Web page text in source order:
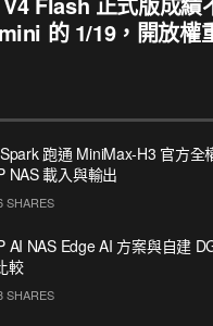
的 1/19，開放權
跑通 MiniMax-H3 官方全
NAS 載入與輸出
SHARES
AI NAS Edge AI 方案與自建
較
SHARES